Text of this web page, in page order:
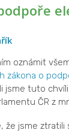
oznámit
zákona o
jsme tuto
ČR z
že jsme